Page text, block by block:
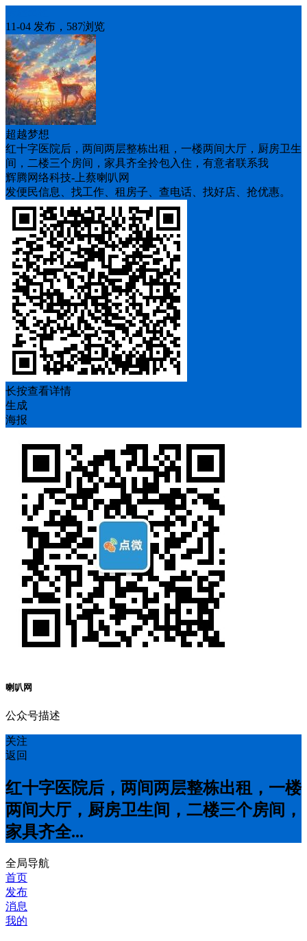
11-04 发布，587浏览
超越梦想
红十字医院后，两间两层整栋出租，一楼两间大厅，厨房卫生
间，二楼三个房间，家具齐全拎包入住，有意者联系我
辉腾网络科技-上蔡喇叭网
发便民信息、找工作、租房子、查电话、找好店、抢优惠。
长按查看详情
生成
海报
喇叭网
公众号描述
关注
返回
红十字医院后，两间两层整栋出租，一楼
两间大厅，厨房卫生间，二楼三个房间，
家具齐全...
全局导航
首页
发布
消息
我的